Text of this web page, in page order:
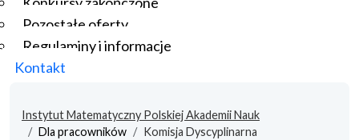
Pozostałe oferty
Regulaminy i informacje
Kontakt
Instytut Matematyczny Polskiej Akademii Nauk
Dla pracowników
Komisja Dyscyplinarna